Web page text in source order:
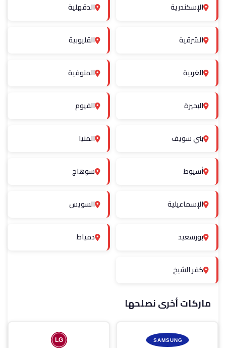
الإسكندرية الدقهلية
الشرقية القليوبية
الغربية المنوفية
البحيرة الفيوم
بني سويف المنيا
أسيوط سوهاج
الإسماعيلية السويس
بورسعيد دمياط
كفر الشيخ
ماركات أخرى نصلحها